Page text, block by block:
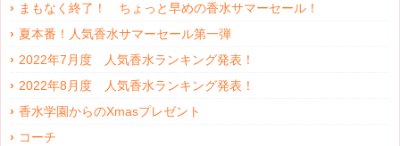
まもなく終了！ ちょっと早めの香水サマーセール！
夏本番！人気香水サマーセール第一弾
2022年7月度 人気香水ランキング発表！
2022年8月度 人気香水ランキング発表！
香水学園からのXmasプレゼント
コーチ